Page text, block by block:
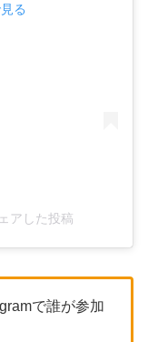
る
アした投稿
で誰が参加